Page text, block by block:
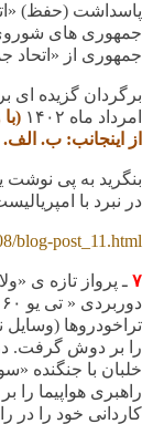
پاسداشت (حفظ)
جمهوری های
جمهوری از
برگردان گزیده ای
امرداد ماه ۱۴۰۲
از اینجانب: ب.
بنگرید به پی نوشت
در نبرد با
blog-post_11.html
۷ ـ پرواز تازه ی
تراخودروها (وسایل
کاردانی خود را در